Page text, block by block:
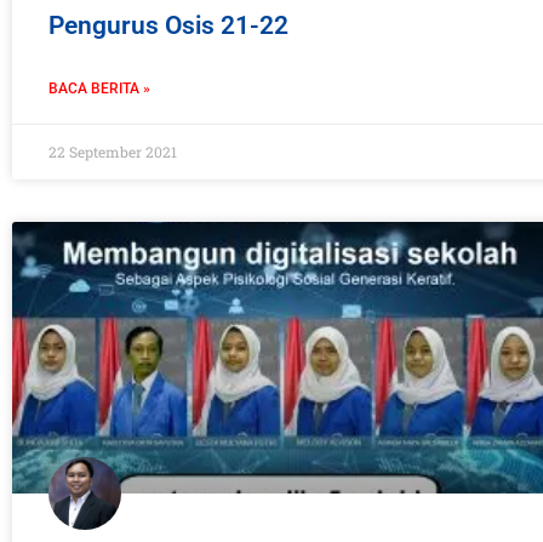
Pengurus Osis 21-22
BACA BERITA »
22 September 2021